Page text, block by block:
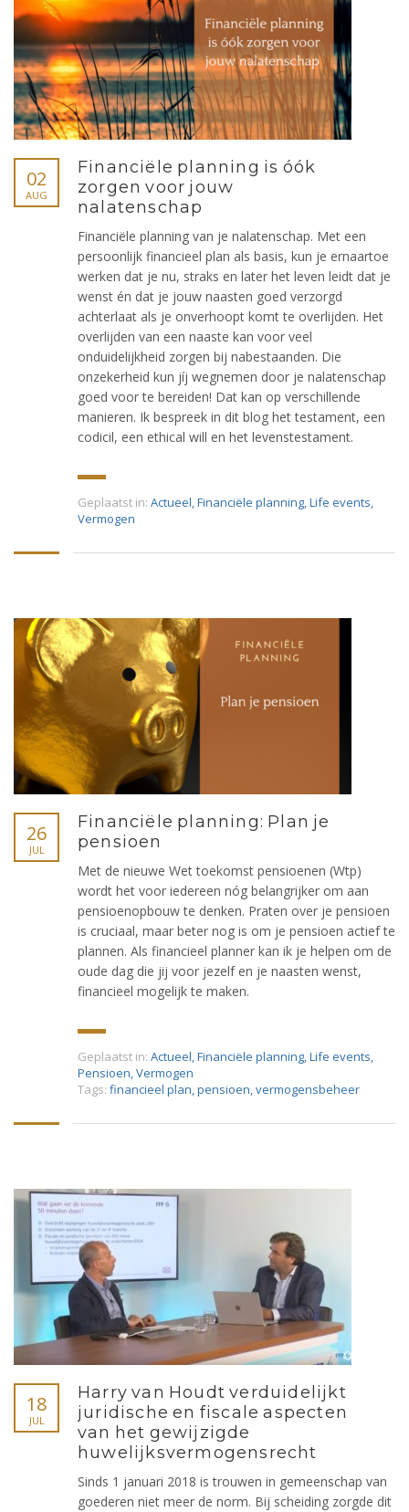
02
AUG
Financiële planning is óók
zorgen voor jouw
nalatenschap
Financiële planning van je nalatenschap. Met een
persoonlijk financieel plan als basis, kun je ernaartoe
werken dat je nu, straks en later het leven leidt dat je
wenst én dat je jouw naasten goed verzorgd
achterlaat als je onverhoopt komt te overlijden. Het
overlijden van een naaste kan voor veel
onduidelijkheid zorgen bij nabestaanden. Die
onzekerheid kun jíj wegnemen door je nalatenschap
goed voor te bereiden! Dat kan op verschillende
manieren. Ik bespreek in dit blog het testament, een
codicil, een ethical will en het levenstestament.
Geplaatst in: Actueel,Financiële planning,Life events,
Vermogen
26
JUL
Financiële planning: Plan je
pensioen
Met de nieuwe Wet toekomst pensioenen (Wtp)
wordt het voor iedereen nóg belangrijker om aan
pensioenopbouw te denken. Praten over je pensioen
is cruciaal, maar beter nog is om je pensioen actief te
plannen. Als financieel planner kan ik je helpen om de
oude dag die jij voor jezelf en je naasten wenst,
financieel mogelijk te maken.
Geplaatst in: Actueel,Financiële planning,Life events,
Pensioen,Vermogen
Tags: financieel plan,pensioen,vermogensbeheer
18
JUL
Harry van Houdt verduidelijkt
juridische en fiscale aspecten
van het gewijzigde
huwelijksvermogensrecht
Sinds 1 januari 2018 is trouwen in gemeenschap van
goederen niet meer de norm. Bij scheiding zorgde dit